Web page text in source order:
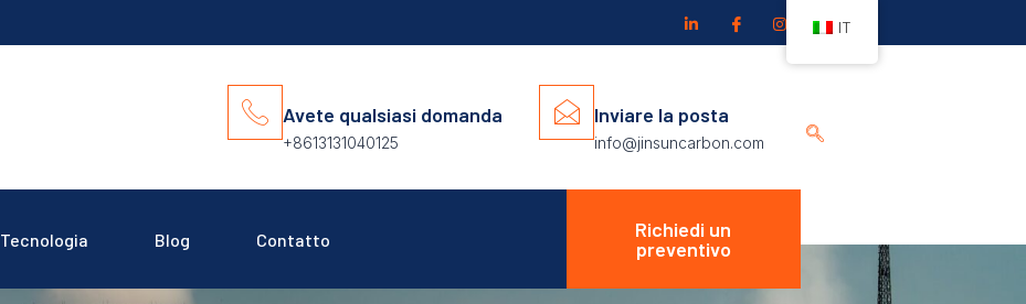
Avete qualsiasi domanda
+8613131040125
Inviare la posta
info@jinsuncarbon.com
Tecnologia Blog Contatto
Richiedi un
preventivo
IT